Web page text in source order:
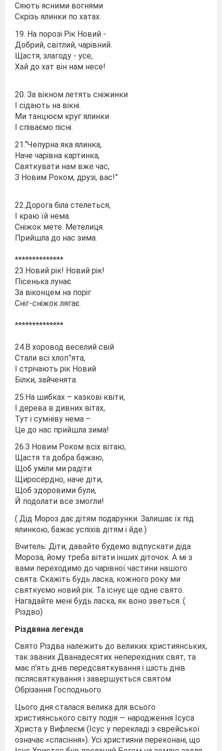
Сяють ясними вогнями
Скрізь ялинки по хатах.
19. На порозі Рік Новий -
Добрий, світлий, чарівний.
Щастя, злагоду - усе,
Хай до хат він нам несе!
20. За вікном летять сніжинки
І сідають на вікні.
Ми танцюєм круг ялинки
І співаємо пісні.
21.“Чепурна яка ялинка,
Наче чарівна картинка,
Святкувати нам вже час,
З Новим Роком, друзі, вас!”
22.Дорога біла стелеться,
І краю їй нема.
Сніжок мете. Метелиця.
Прийшла до нас зима.
**************
23.Новий рік! Новий рік!
Пісенька лунає.
За віконцем на поріг
Сніг-сніжок лягає.
**************
24.В хоровод веселий свій
Стали всі хлоп”ята,
І стрічають рік Новий
Білки, зайченята.
25.На шибках – казкові квіти,
І дерева в дивних вітах,
Тут і сумніву нема –
Це до нас прийшла зима!
26.З Новим Роком всіх вітаю,
Щастя та добра бажаю,
Щоб уміли ми радіти
Щиросердно, наче діти,
Щоб здоровими були,
Й подолати все змогли!
( Дід Мороз дає дітям подарунки. Залишає їх під
ялинкою, бажає успіхів дітям і йде.)
Вчитель: Діти, давайте будемо відпускати діда
Мороза, йому треба вітати інших діточок. А мі з
вами переходимо до чарівної частини нашого
свята. Скажіть будь ласка, кожного року ми
святкуємо новий рік. Та існує ще одне свято.
Нагадайте мені будь ласка, як воно зветься. (
Різдво)
Різдвяна легенда
Свято Різдва належить до великих християнських,
так званих Дванадесятих неперехідних свят, та
має п'ять днів передсвяткування і шість днів
післясвяткування і завершується святом
Обрізання Господнього.
Цього дня сталася велика для всього
християнського світу подія — народження Ісуса
Христа у Вифлеємі (Ісус у перекладі з єврейської
означає «спасіння»). Усі християни переконані, що